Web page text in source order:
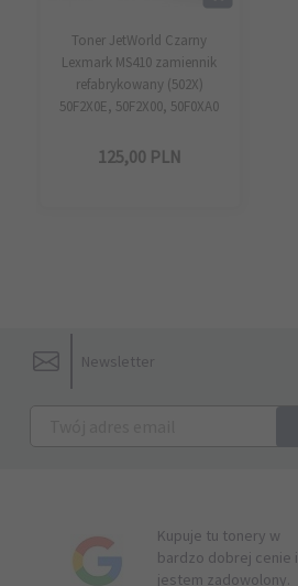
Toner JetWorld Czarny
Lexmark MS410 zamiennik
refabrykowany (502X)
50F2X0E, 50F2X00, 50F0XA0
125,00 PLN
Newsletter
Kupuje tu tonery w
bardzo dobrej cenie i
jestem zadowolony.